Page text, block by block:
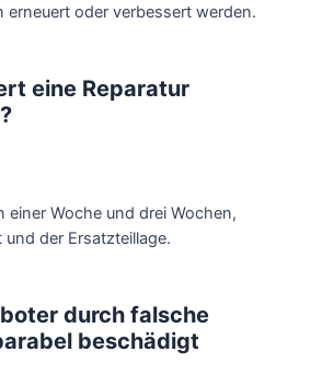
erneuert oder verbessert werden.
eine Reparatur
einer Woche und drei Wochen,
der Ersatzteillage.
durch falsche
beschädigt